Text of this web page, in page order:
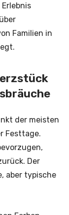
Familien in
der meisten
Festtage.
Der
aber typische